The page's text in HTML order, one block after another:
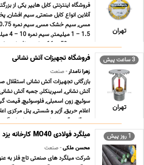
تهران
فروشگاه اینترنتی کابل هایپر یکی از
آنلاین انواع کابل صنعتی, سیم
سیم نمره 50 – 16 میلیمتر افشان و خشک زمین ... ...
3 ساعت پیش
تهران
فروشگاه تجهیزات آتش نشانی
زهرا نامدار- صنعت
بازرگانی تجهیزات آتش نشانی استقلال
آتش نشانی, اسپرینکلر, جعبه آتش
سوئیچ, زون اسمبلی, فلوسوئیچ, قیمت
اعلام حریق, آژیر و شستی, پنل مرکزی
شیرآلات آتش نشانی, شیر پروانه ای
1 روز پیش میلگرد فولادی MO40 کارخانه یزد
محسن ملکی- صنعت
شرکت میلگرد های صنعتی تاج فلز به